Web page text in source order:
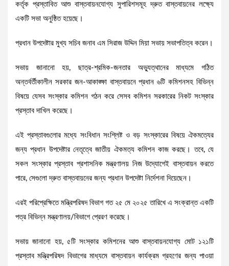
কর্তৃক প্রস্তাবিত আশু বাস্তবায়নযোগ্য সুপারিশসমূহ দ্রুত বাস্তবায়নের লক্ষ্যে
একটি সভা অনুষ্ঠিত হয়েছে।
প্রধান উপদেষ্টার মুখ্য সচিব জনাব এম সিরাজ উদ্দিন মিয়া সভায় সভাপতিত্ব করেন।
সভায় জানানো হয়, ছাত্র-শ্রমিক-জনতার অভ্যুত্থানের মাধ্যমে গঠিত
অন্তর্বর্তীকালীন সরকার জন-আকাঙ্ক্ষা বাস্তবায়নে প্রধান ৬টি কমিশনসহ বিভিন্ন
বিষয়ে যেসব সংস্কার কমিশন গঠন করে সেসব কমিশন সরকারের নিকট সংস্কার
প্রস্তাব দাখিল করেছে।
এই প্রস্তাবগুলোর মধ্যে সংবিধান সংশ্লিষ্ট ও বড় সংস্কারের বিষয়ে ঐকমত্যের
জন্য প্রধান উপদেষ্টার নেতৃত্বে জাতীয় ঐকমত্য কমিশন কাজ করছে। তবে, যে
সকল সংস্কার প্রস্তাব প্রশাসনিক মন্ত্রণালয় নিজ উদ্যোগেই বাস্তবায়ন করতে
পারে, সেগুলো দ্রুত বাস্তবায়নের জন্য প্রধান উপদেষ্টা নির্দেশনা দিয়েছেন।
এরই পরিপ্রেক্ষিতে মন্ত্রিপরিষদ বিভাগ গত ২৫ মে ২০২৫ তারিখে এ সংক্রান্ত একটি
পত্র বিভিন্ন মন্ত্রণালয়/বিভাগে প্রেরণ করেছে।
সভায় জানানো হয়, ৫টি সংস্কার কমিশনের আশু বাস্তবায়নযোগ্য মোট ১২১টি
প্রস্তাব মন্ত্রিপরিষদ বিভাগের মাধ্যমে বাস্তবায়ন কার্যক্রম গ্রহণের জন্য পাওয়া